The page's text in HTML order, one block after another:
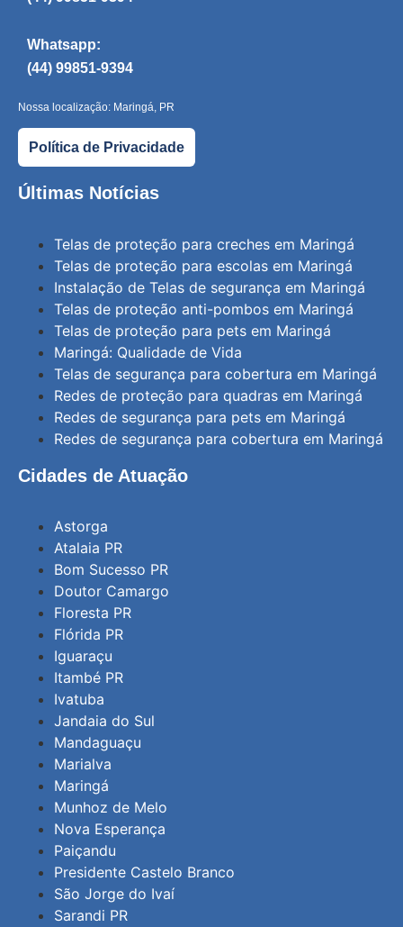
Whatsapp:
(44) 99851-9394
Nossa localização: Maringá, PR
Política de Privacidade
Últimas Notícias
Telas de proteção para creches em Maringá
Telas de proteção para escolas em Maringá
Instalação de Telas de segurança em Maringá
Telas de proteção anti-pombos em Maringá
Telas de proteção para pets em Maringá
Maringá: Qualidade de Vida
Telas de segurança para cobertura em Maringá
Redes de proteção para quadras em Maringá
Redes de segurança para pets em Maringá
Redes de segurança para cobertura em Maringá
Cidades de Atuação
Astorga
Atalaia PR
Bom Sucesso PR
Doutor Camargo
Floresta PR
Flórida PR
Iguaraçu
Itambé PR
Ivatuba
Jandaia do Sul
Mandaguaçu
Marialva
Maringá
Munhoz de Melo
Nova Esperança
Paiçandu
Presidente Castelo Branco
São Jorge do Ivaí
Sarandi PR